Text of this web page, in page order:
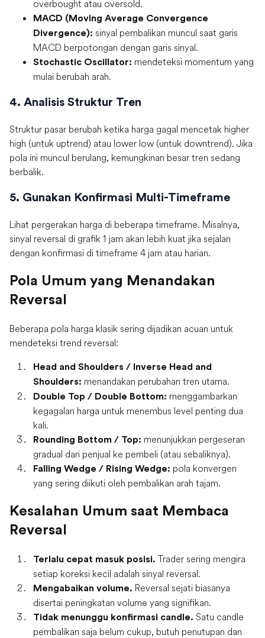
overbought atau oversold.
MACD (Moving Average Convergence
Divergence): sinyal pembalikan muncul saat garis
MACD berpotongan dengan garis sinyal.
Stochastic Oscillator: mendeteksi momentum yang
mulai berubah arah.
4. Analisis Struktur Tren
Struktur pasar berubah ketika harga gagal mencetak higher
high (untuk uptrend) atau lower low (untuk downtrend). Jika
pola ini muncul berulang, kemungkinan besar tren sedang
berbalik.
5. Gunakan Konfirmasi Multi-Timeframe
Lihat pergerakan harga di beberapa timeframe. Misalnya,
sinyal reversal di grafik 1 jam akan lebih kuat jika sejalan
dengan konfirmasi di timeframe 4 jam atau harian.
Pola Umum yang Menandakan
Reversal
Beberapa pola harga klasik sering dijadikan acuan untuk
mendeteksi trend reversal:
Head and Shoulders / Inverse Head and
Shoulders: menandakan perubahan tren utama.
Double Top / Double Bottom: menggambarkan
kegagalan harga untuk menembus level penting dua
kali.
Rounding Bottom / Top: menunjukkan pergeseran
gradual dari penjual ke pembeli (atau sebaliknya).
Falling Wedge / Rising Wedge: pola konvergen
yang sering diikuti oleh pembalikan arah tajam.
Kesalahan Umum saat Membaca
Reversal
Terlalu cepat masuk posisi. Trader sering mengira
setiap koreksi kecil adalah sinyal reversal.
Mengabaikan volume. Reversal sejati biasanya
disertai peningkatan volume yang signifikan.
Tidak menunggu konfirmasi candle. Satu candle
pembalikan saja belum cukup, butuh penutupan dan